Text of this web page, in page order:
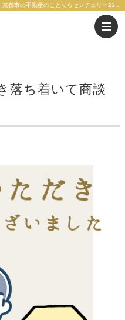
落ち着いて商談